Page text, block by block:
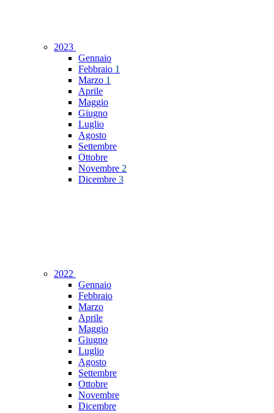
2023
Gennaio
Febbraio 1
Marzo 1
Aprile
Maggio
Giugno
Luglio
Agosto
Settembre
Ottobre
Novembre 2
Dicembre 3
2022
Gennaio
Febbraio
Marzo
Aprile
Maggio
Giugno
Luglio
Agosto
Settembre
Ottobre
Novembre
Dicembre